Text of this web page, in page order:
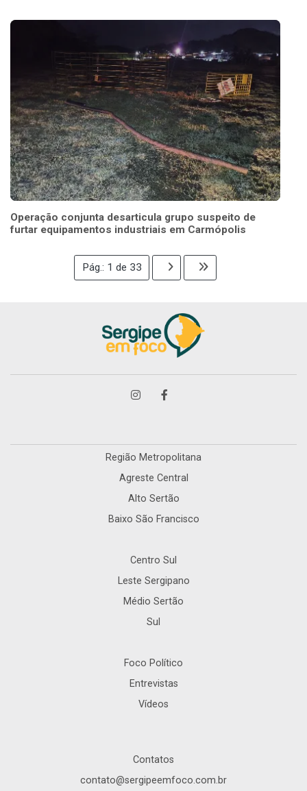
Operação conjunta desarticula grupo suspeito de
furtar equipamentos industriais em Carmópolis
Pág.: 1 de 33
Região Metropolitana
Agreste Central
Alto Sertão
Baixo São Francisco
Centro Sul
Leste Sergipano
Médio Sertão
Sul
Foco Político
Entrevistas
Vídeos
Contatos
contato@sergipeemfoco.com.br